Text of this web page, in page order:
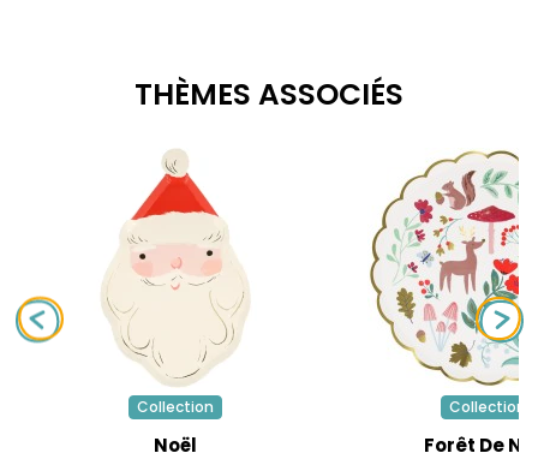
THÈMES ASSOCIÉS
Collection
Noël
Collection
Forêt De